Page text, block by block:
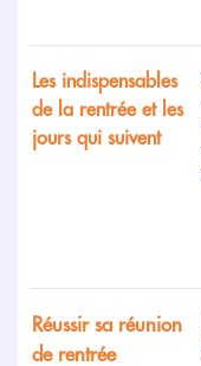
Les indispensables
de la rentrée et les
jours qui suivent
Réussir sa réunion
de rentrée